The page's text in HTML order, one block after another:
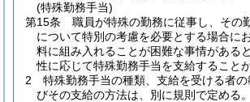
(特殊勤務手当)
第15条
職員が特殊の勤務に従事し、その
について特別の考慮を必要とする場合に
料に組み入れることが困難な事情がある
性に応じて特殊勤務手当を支給することが
2
特殊勤務手当の種類、支給を受ける者
びその支給の方法は、別に規則で定める。